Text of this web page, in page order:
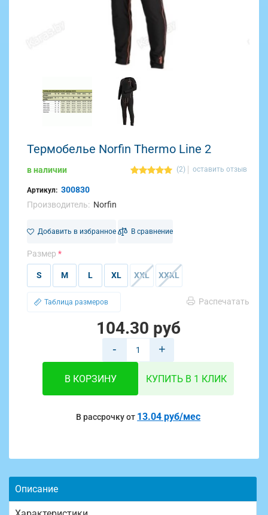
Термобелье Norfin Thermo Line 2
в наличии (2) оставить отзыв
Артикул: 300830
Производитель: Norfin
Добавить в избранное В сравнение
Размер
S M L XL XXL XXXL
Таблица размеров Распечатать
104.30 руб
- +
В КОРЗИНУ КУПИТЬ В 1 КЛИК
В рассрочку от 13.04 руб/мес
Описание